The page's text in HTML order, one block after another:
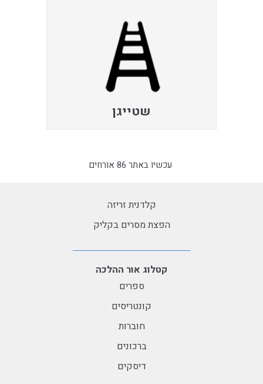
שטייגן
עכשיו באתר 86 אורחים
קלדנית זריזה
הפצת מסרים בקליק
קטלוג אור ההלכה
ספרים
קונטריסים
חוברות
ברכונים
דיסקים